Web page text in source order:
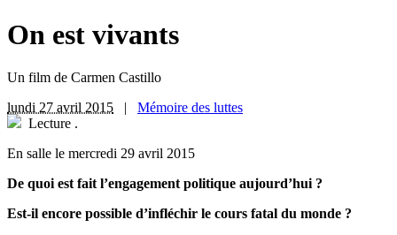
On est vivants
Un film de Carmen Castillo
lundi 27 avril 2015 | Mémoire des luttes
Lecture .
En salle le mercredi 29 avril 2015
De quoi est fait l’engagement politique aujourd’hui ?
Est-il encore possible d’infléchir le cours fatal du monde ?